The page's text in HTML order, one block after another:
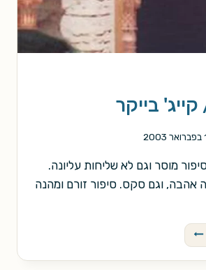
בייקר
מוסר וגם לא שליחות עליונה.
אהבה, וגם סקס. סיפור זורם ומהנה
בגן